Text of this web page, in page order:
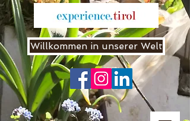
Willkommen in unserer Welt